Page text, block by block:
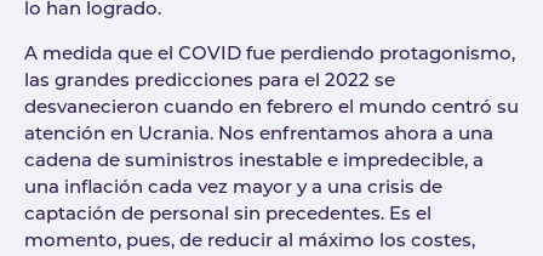
lo han logrado.
A medida que el COVID fue perdiendo protagonismo,
las grandes predicciones para el 2022 se
desvanecieron cuando en febrero el mundo centró su
atención en Ucrania. Nos enfrentamos ahora a una
cadena de suministros inestable e impredecible, a
una inflación cada vez mayor y a una crisis de
captación de personal sin precedentes. Es el
momento, pues, de reducir al máximo los costes,